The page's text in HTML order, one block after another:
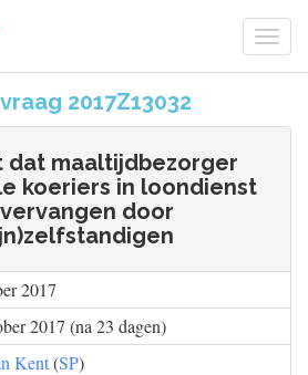
2017Z13032
dat maaltijdbezorger
koeriers in loondienst
door
2017
2017 (na 23 dagen)
Kent(SP)